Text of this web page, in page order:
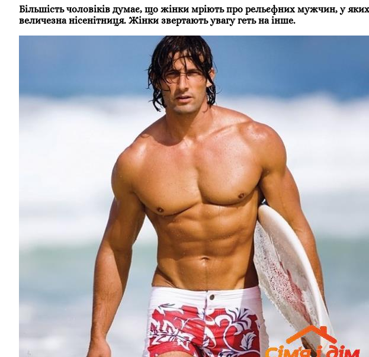
Більшість чоловіків думає, що жінки мріють про рельєфних мужчин, у
величезна нісенітниця. Жінки звертають увагу геть на інше.